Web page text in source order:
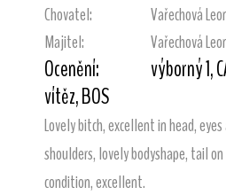
Chovatel:
Vařechová
Majitel:
Vařechová
Ocenění:
výborný 1,
vítěz, BOS
Lovely bitch, excellent in head,
shoulders, lovely bodyshape, tail
condition, excellent.